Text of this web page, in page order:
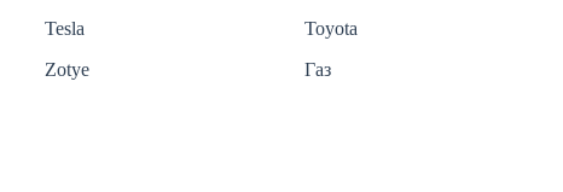
Tesla
Toyota
Zotye
Газ